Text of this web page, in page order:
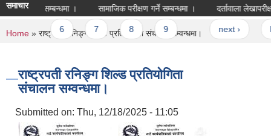
समाचारगर्ने सम्बन्धमा । सामाजिक परीक्षण गर्ने सम्बन्धमा । दर्तावाला
6 7 8 9 … next ›
You are here
Home » राष्ट्रपती रनिङ्ग शिल्ड प्रतियोगिता संचालन सम्वन्धमा।
राष्ट्रपती रनिङ्ग शिल्ड प्रतियोगिता
संचालन सम्वन्धमा।
Submitted on: Thu, 12/18/2025 - 11:05